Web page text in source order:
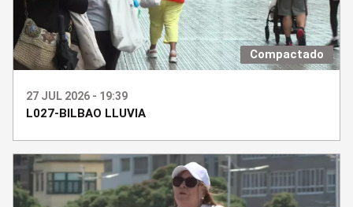
Compactado
27 JUL 2026 - 19:39
L027-BILBAO LLUVIA